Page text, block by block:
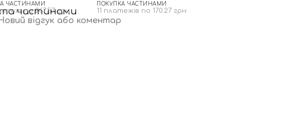
ЧАСТИНАМИ
по 267.57 грн
ПОКУПКА ЧАСТИНАМИ
11 платежів по 170.27 грн
відгук або коментар